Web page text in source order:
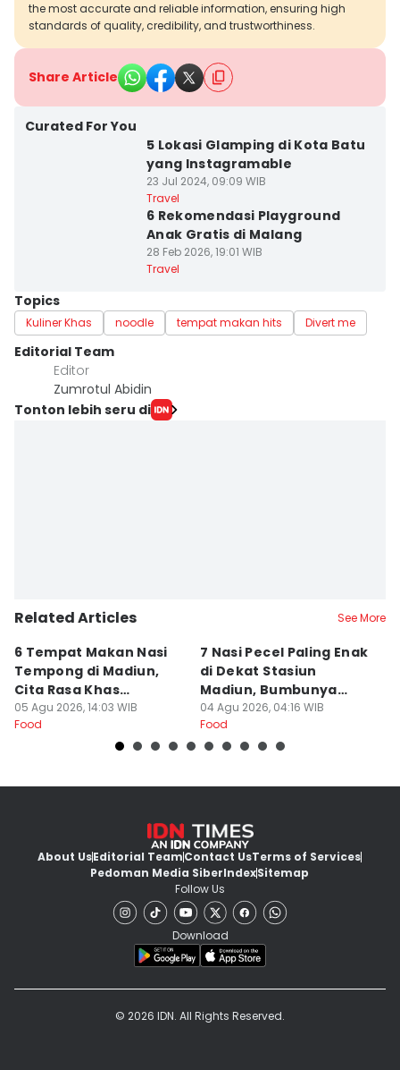
the most accurate and reliable information, ensuring high
standards of quality, credibility, and trustworthiness.
Share Article
Curated For You
5 Lokasi Glamping di Kota Batu
yang Instagramable
23 Jul 2024, 09:09 WIB
Travel
6 Rekomendasi Playground
Anak Gratis di Malang
28 Feb 2026, 19:01 WIB
Travel
Topics
Kuliner Khas noodle tempat makan hits Divert me
Editorial Team
Editor
Zumrotul Abidin
Tonton lebih seru di
Related Articles See More
6 Tempat Makan Nasi
Tempong di Madiun,
Cita Rasa Khas
Banyuwangi
05 Agu 2026, 14:03 WIB
Food
7 Nasi Pecel Paling Enak
di Dekat Stasiun
Madiun, Bumbunya
Khas
04 Agu 2026, 04:16 WIB
Food
About UsEditorial TeamContact UsTerms of Services
Pedoman Media SiberIndexSitemap
Follow Us
Download
© 2026 IDN. All Rights Reserved.